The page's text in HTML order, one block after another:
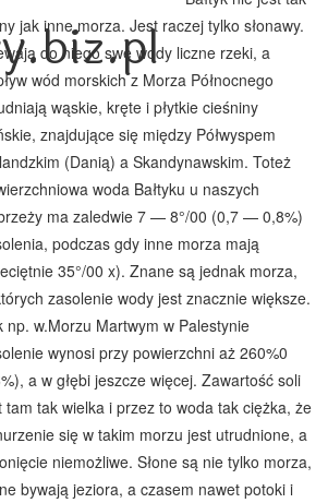
jak inne morza. Jest raczej tylko słonawy.
do niego swe wody liczne rzeki, a
wód morskich z Morza Północnego
wąskie, kręte i płytkie cieśniny
znajdujące się między Półwyspem
(Danią) a Skandynaw­skim. Toteż
woda Bałtyku u naszych
ma zaledwie 7 — 8°/00 (0,7 — 0,8%)
podczas gdy inne morza mają
35°/00 x). Znane są jednak morza,
zasolenie wody jest znacznie większe.
np. w.Morzu Martwym w Palestynie
wynosi przy powierzchni aż 260%0
a w głębi jeszcze więcej. Zawar­tość soli
tam tak wielka i przez to woda tak ciężka, że
się w takim morzu jest utrudnione, a
niemożliwe. Słone są nie tylko morza,
bywają jeziora, a czasem nawet potoki i